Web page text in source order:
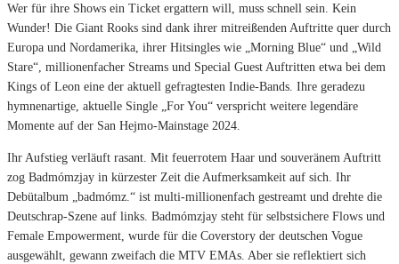
Wer für ihre Shows ein Ticket ergattern will, muss schnell sein. Kein
Wunder! Die Giant Rooks sind dank ihrer mitreißenden Auftritte quer durch
Europa und Nordamerika, ihrer Hitsingles wie „Morning Blue“ und „Wild
Stare“, millionenfacher Streams und Special Guest Auftritten etwa bei dem
Kings of Leon eine der aktuell gefragtesten Indie-Bands. Ihre geradezu
hymnenartige, aktuelle Single „For You“ verspricht weitere legendäre
Momente auf der San Hejmo-Mainstage 2024.
Ihr Aufstieg verläuft rasant. Mit feuerrotem Haar und souveränem Auftritt
zog Badmómzjay in kürzester Zeit die Aufmerksamkeit auf sich. Ihr
Debütalbum „badmómz.“ ist multi-millionenfach gestreamt und drehte die
Deutschrap-Szene auf links. Badmómzjay steht für selbstsichere Flows und
Female Empowerment, wurde für die Coverstory der deutschen Vogue
ausgewählt, gewann zweifach die MTV EMAs. Aber sie reflektiert sich